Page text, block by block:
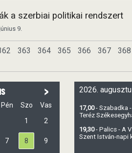
a szerbiai politikai rendszert
9.
363 364 365 366 367 368
>
Pén Szo
Vas
1
2
7 8 9
2026.
17,00- Szabadka
Teréz
19,30- Palics - A
Szent István-napi